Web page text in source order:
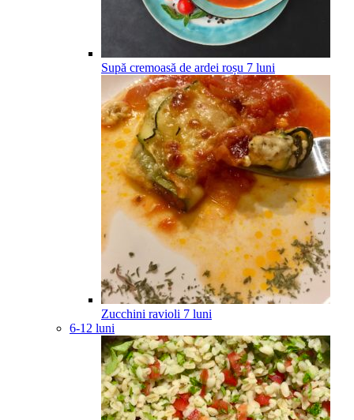
Supă cremoasă de ardei roșu 7 luni
Zucchini ravioli 7 luni
6-12 luni